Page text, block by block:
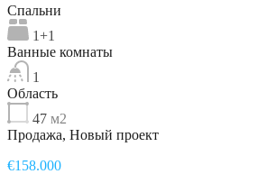
Спальни
1+1
Ванные комнаты
1
Область
47 м2
Продажа, Новый проект
€158.000